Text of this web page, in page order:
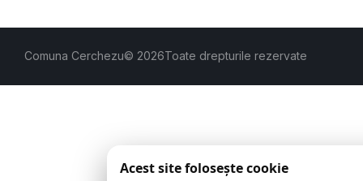
Comuna Cerchezu© 2026Toate drepturile rezervate
Acest site folosește cookie